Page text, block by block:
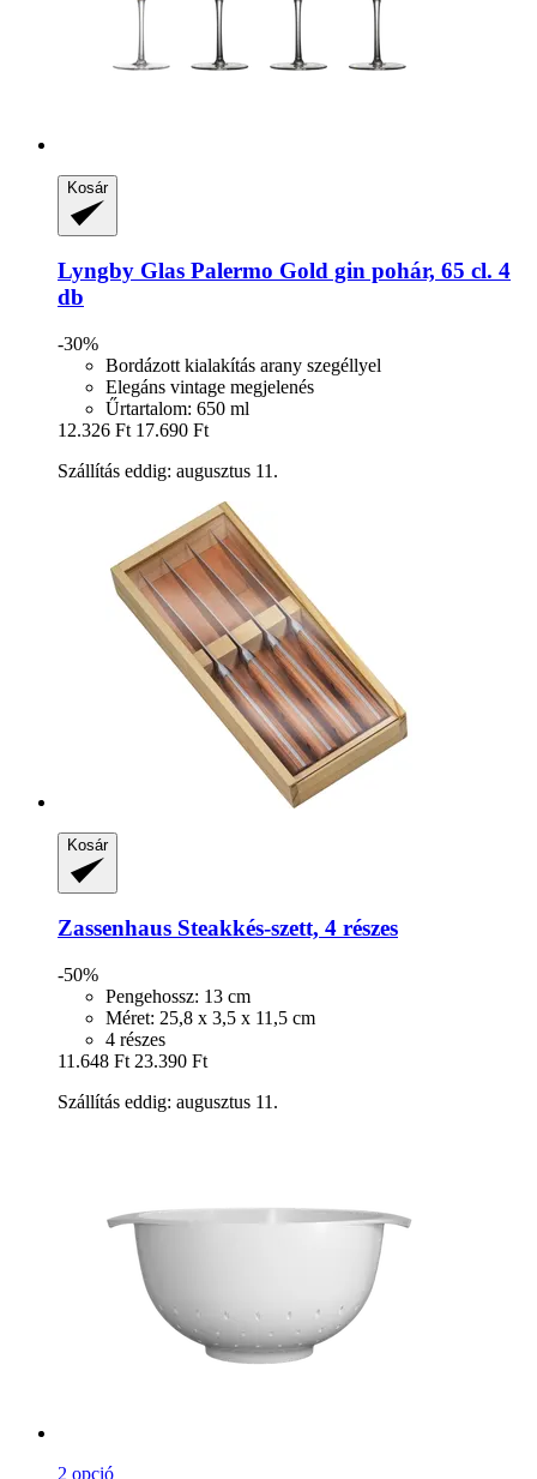
Kosár
Lyngby Glas Palermo Gold gin pohár, 65 cl. 4
db
-30%
Bordázott kialakítás arany szegéllyel
Elegáns vintage megjelenés
Űrtartalom: 650 ml
12.326 Ft 17.690 Ft
Szállítás eddig: augusztus 11.
Kosár
Zassenhaus Steakkés-​szett, 4 részes
-50%
Pengehossz: 13 cm
Méret: 25,8 x 3,5 x 11,5 cm
4 részes
11.648 Ft 23.390 Ft
Szállítás eddig: augusztus 11.
2 opció